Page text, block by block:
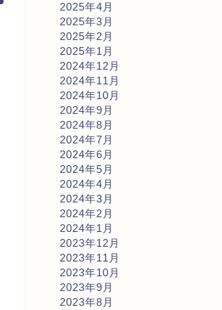
2025年4月
2025年3月
2025年2月
2025年1月
2024年12月
2024年11月
2024年10月
2024年9月
2024年8月
2024年7月
2024年6月
2024年5月
2024年4月
2024年3月
2024年2月
2024年1月
2023年12月
2023年11月
2023年10月
2023年9月
2023年8月